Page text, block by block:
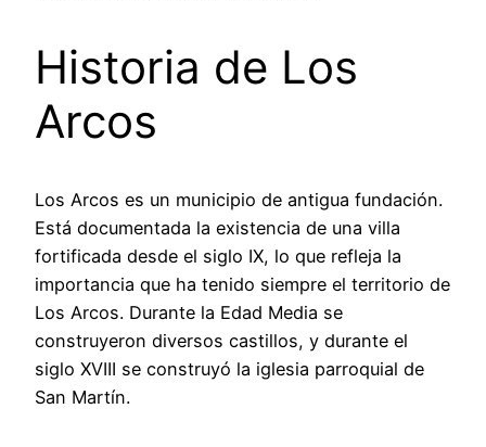
Historia de Los
Arcos
Los Arcos es un municipio de antigua fundación.
Está documentada la existencia de una villa
fortificada desde el siglo IX, lo que refleja la
importancia que ha tenido siempre el territorio de
Los Arcos. Durante la Edad Media se
construyeron diversos castillos, y durante el
siglo XVIII se construyó la iglesia parroquial de
San Martín.